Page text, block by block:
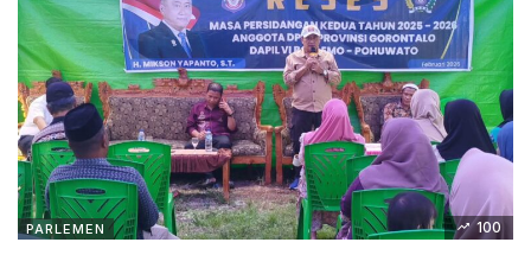
PARLEMEN 100